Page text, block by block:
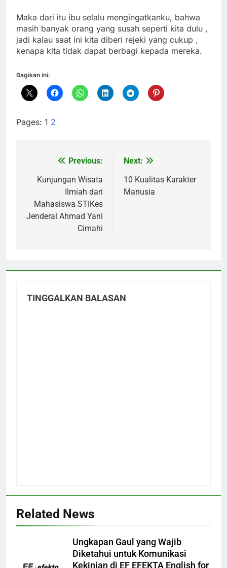
Maka dari itu ibu selalu mengingatkanku, bahwa
masih banyak orang yang susah seperti kita dulu ,
jadi kalau saat ini kita diberi rejeki yang cukup ,
kenapa kita tidak dapat berbagi kepada mereka.
Bagikan ini:
Pages: 1 2
Navigasi
pos
Previous:
Kunjungan Wisata
Ilmiah dari
Mahasiswa STIKes
Jenderal Ahmad Yani
Cimahi
Next:
10 Kualitas Karakter
Manusia
TINGGALKAN BALASAN
Related News
Ungkapan Gaul yang Wajib
Diketahui untuk Komunikasi
Kekinian di EF EFEKTA English for